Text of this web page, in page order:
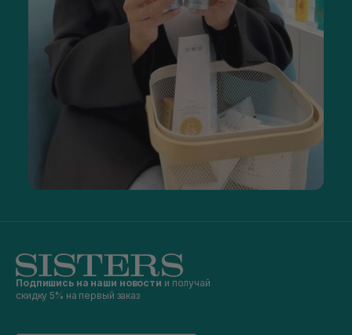
Подпишись на наши новости и получай
скидку 5% на первый заказ